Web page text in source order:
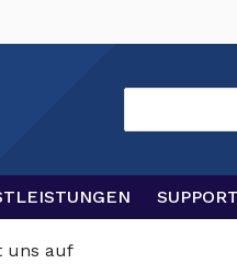
SUPPORT
uns auf